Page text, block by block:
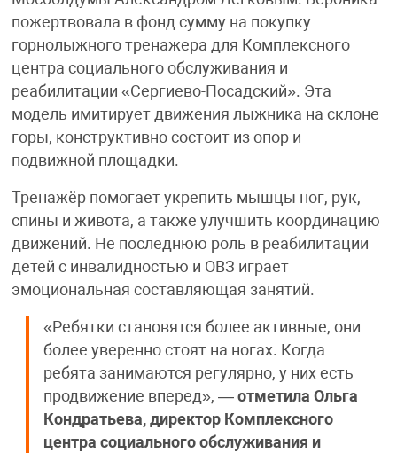
пожертвовала в фонд сумму на покупку
горнолыжного тренажера для Комплексного
центра социального обслуживания и
реабилитации «Сергиево-Посадский». Эта
модель имитирует движения лыжника на склоне
горы, конструктивно состоит из опор и
подвижной площадки.
Тренажёр помогает укрепить мышцы ног, рук,
спины и живота, а также улучшить координацию
движений. Не последнюю роль в реабилитации
детей с инвалидностью и ОВЗ играет
эмоциональная составляющая занятий.
«Ребятки становятся более активные, они
более уверенно стоят на ногах. Когда
ребята занимаются регулярно, у них есть
продвижение вперед», — отметила Ольга
Кондратьева, директор Комплексного
центра социального обслуживания и